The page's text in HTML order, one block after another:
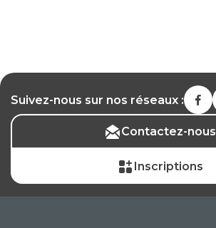
Suivez-nous sur nos réseaux :
Contactez-nous
Inscriptions